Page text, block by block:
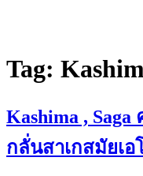
Tag:
Kashima ,
กลั่นสาเกสมัยเ